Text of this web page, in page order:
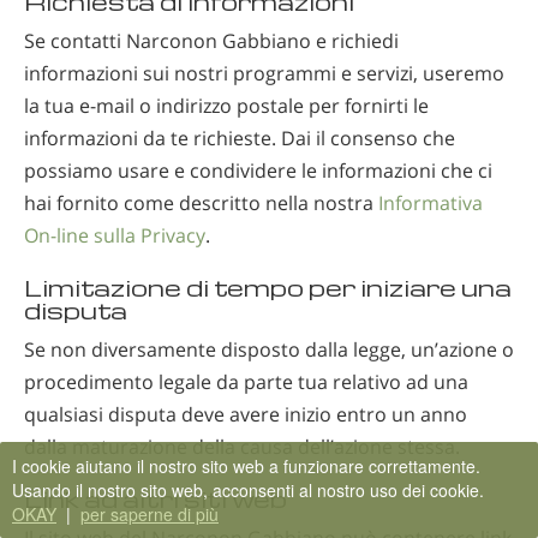
Se contatti Narconon Gabbiano e richiedi
informazioni sui nostri programmi e servizi, useremo
la tua e-mail o indirizzo postale per fornirti le
informazioni da te richieste. Dai il consenso che
possiamo usare e condividere le informazioni che ci
hai fornito come descritto nella nostra Informativa
On-line sulla Privacy.
Limitazione di tempo per iniziare una
disputa
Se non diversamente disposto dalla legge, un’azione o
procedimento legale da parte tua relativo ad una
qualsiasi disputa deve avere inizio entro un anno
dalla maturazione della causa dell’azione stessa.
Link ad altri siti web
I cookie aiutano il nostro sito web a funzionare correttamente.
Usando il nostro sito web, acconsenti al nostro uso dei cookie.
OKAY | per saperne di più